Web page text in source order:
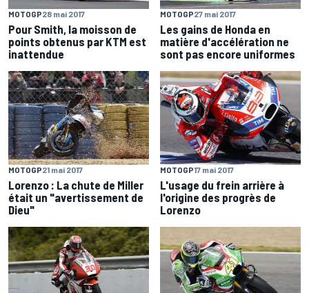
MOTOGP28 mai 2017
Pour Smith, la moisson de
points obtenus par KTM est
inattendue
MOTOGP27 mai 2017
Les gains de Honda en
matière d'accélération ne
sont pas encore uniformes
MOTOGP21 mai 2017
Lorenzo : La chute de Miller
était un "avertissement de
Dieu"
MOTOGP17 mai 2017
L'usage du frein arrière à
l'origine des progrès de
Lorenzo